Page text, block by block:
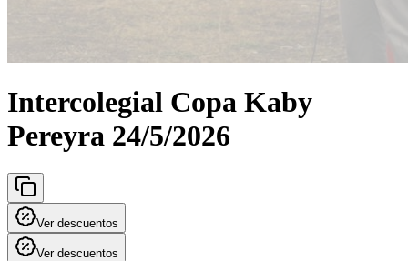
Intercolegial Copa Kaby
Pereyra 24/5/2026
Ver descuentos
Ver descuentos